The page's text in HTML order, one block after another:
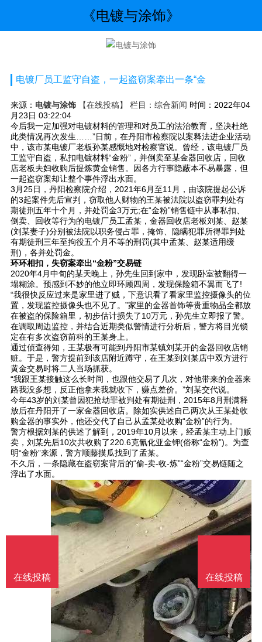
《电镀与涂饰》
电镀厂员工监守自盗，一起盗窃案牵出一条“金
来源： 电镀与涂饰 【在线投稿】 栏目： 综合新闻 时间：2022年04
月23日 03:22:04
今后我一定加强对电镀材料的管理和对员工的法治教育，坚决杜绝
此类情况再次发生……”日前，在丹阳市检察院以案释法进企业活动
中，该市某电镀厂老板孙某感慨地对检察官说。曾经，该电镀厂员
工监守自盗，私扣电镀材料“金粉”，并倒卖至某金器回收店，回收
店老板夫妇收购后提炼黄金销售。因各方行事隐蔽本不易暴露，但
一起盗窃案却让整个事件浮出水面。
3月25日，丹阳检察院介绍，2021年6月至11月，由该院提起公诉
的3起案件先后宣判，窃取他人财物的王某被法院以盗窃罪判处有
期徒刑五年十个月，并处罚金3万元;在“金粉”销售链中从事私扣、
倒卖、回收等行为的电镀厂员工孟某，金器回收店老板刘某、赵某
(刘某妻子)分别被法院以职务侵占罪，掩饰、隐瞒犯罪所得罪判处
有期徒刑三年至拘役五个月不等的刑罚(其中孟某、赵某适用缓
刑)，各并处罚金。
环环相扣，失窃案牵出“金粉”交易链
2020年4月中旬的某天晚上，孙先生回到家中，发现卧室被翻得一
塌糊涂。预感到不妙的他立即环顾四周，发现保险箱不翼而飞了!
“我很快反应过来是家里进了贼，下意识看了看家里监控摄像头的位
置，发现监控摄像头也不见了。”家里的金器首饰等贵重物品全都放
在被盗的保险箱里，初步估计损失了10万元，孙先生立即报了警。
在调取周边监控，并结合近期类似警情进行分析后，警方将目光锁
定在有多次盗窃前科的王某身上。
通过侦查得知，王某极有可能到丹阳市某镇刘某开的金器回收店销
赃。于是，警方提前到该店附近蹲守，在王某到刘某店中双方进行
黄金交易时将二人当场抓获。
“我跟王某接触这么长时间，也跟他交易了几次，对他带来的金器来
路我没多想，反正他拿来我就收下，赚点差价。”刘某交代说。
今年43岁的刘某曾因犯抢劫罪被判处有期徒刑，2015年8月刑满释
放后在丹阳开了一家金器回收店。除如实供述自己两次从王某处收
购金器的事实外，他还交代了自己从孟某处收购“金粉”的行为。
警方根据刘某的供述了解到，2019年10月以来，经孟某主动上门贩
卖，刘某先后10次共收购了220.6克氰化亚金钾(俗称“金粉”)。为查
明“金粉”来源，警方顺藤摸瓜找到了孟某。
不久后，一条隐藏在盗窃案背后的“偷-卖-收-炼”“金粉”交易链随之
浮出了水面。
在线投稿
在线投稿